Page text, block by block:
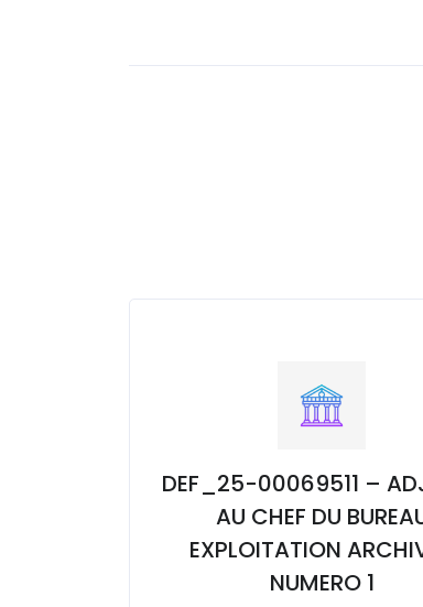
DEF_25-00069511 –
AU CHEF DU
EXPLOITATION
NUMERO 1